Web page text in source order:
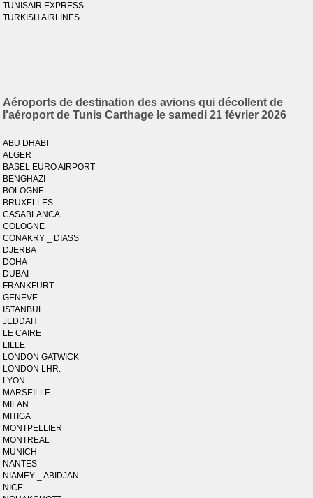
TUNISAIR EXPRESS
TURKISH AIRLINES
Aéroports de destination des avions qui décollent de
l'aéroport de Tunis Carthage le samedi 21 février 2026
ABU DHABI
ALGER
BASEL EURO AIRPORT
BENGHAZI
BOLOGNE
BRUXELLES
CASABLANCA
COLOGNE
CONAKRY _ DIASS
DJERBA
DOHA
DUBAI
FRANKFURT
GENEVE
ISTANBUL
JEDDAH
LE CAIRE
LILLE
LONDON GATWICK
LONDON LHR.
LYON
MARSEILLE
MILAN
MITIGA
MONTPELLIER
MONTREAL
MUNICH
NANTES
NIAMEY _ ABIDJAN
NICE